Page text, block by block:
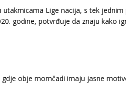
Lige nacija, s tek
godine, potvrđuje da znaju kako
obje momčadi imaju jasne